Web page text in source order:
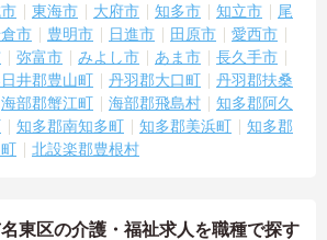
東海市 大府市 知多市 知立市
尾
市 豊明市 日進市 田原市
愛西市
弥富市 みよし市 あま市
長久手市
井郡豊山町 丹羽郡大口町
丹羽郡扶桑
海部郡蟹江町 海部郡飛島村
知多郡阿久
知多郡南知多町 知多郡美浜町
知多郡
北設楽郡豊根村
東区の介護・福祉求人を職種で探す